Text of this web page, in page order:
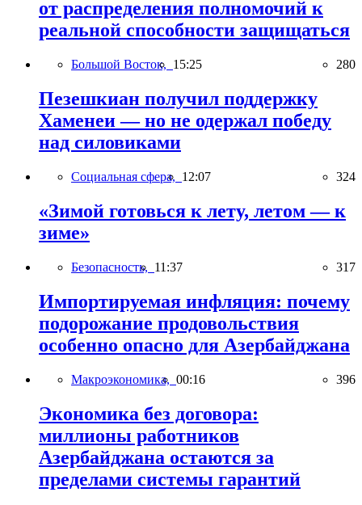
от распределения полномочий к
реальной способности защищаться
Большой Восток, 15:25 280
Пезешкиан получил поддержку
Хаменеи — но не одержал победу
над силовиками
Социальная сфера, 12:07 324
«Зимой готовься к лету, летом — к
зиме»
Безопасность, 11:37 317
Импортируемая инфляция: почему
подорожание продовольствия
особенно опасно для Азербайджана
Макроэкономика, 00:16 396
Экономика без договора:
миллионы работников
Азербайджана остаются за
пределами системы гарантий